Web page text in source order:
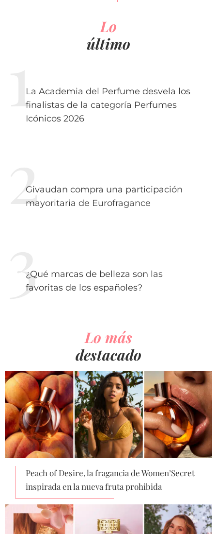
Lo
último
La Academia del Perfume desvela los
finalistas de la categoría Perfumes
Icónicos 2026
Givaudan compra una participación
mayoritaria de Eurofragance
¿Qué marcas de belleza son las
favoritas de los españoles?
Lo más
destacado
Peach of Desire, la fragancia de Women’Secret
inspirada en la nueva fruta prohibida